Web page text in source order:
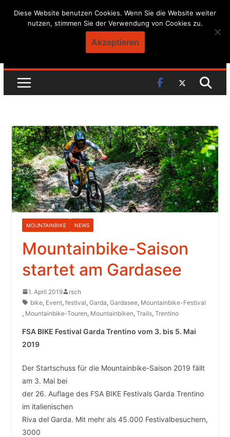
Skip
MOUNTAINBIKE NEWS
Mountainbike-Saison
startet am Gardasee
1. April 2019
rsch
bike, Event, festival, Garda, Gardasee, Mountainbike-Festival
, Mountainbike-Touren, Mountainbiken, Trails, Trentino
FSA BIKE Festival Garda Trentino vom 3. bis 5. Mai
2019
Der Startschuss für die Mountainbike-Saison 2019 fällt
am 3. Mai bei
der 26. Auflage des FSA BIKE Festivals Garda Trentino
im italienischen
Riva del Garda. Mit mehr als 45.000 Festivalbesuchern,
3000
Diese Website benutzen Cookies. Wenn Sie die Website weiter
nutzen, stimmen Sie der Verwendung von Cookies zu.
Akzeptieren